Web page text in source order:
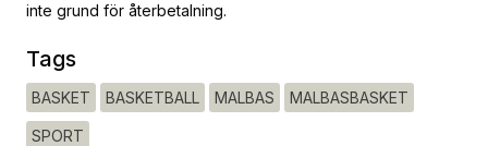
inte grund för återbetalning.
Tags
BASKET BASKETBALL MALBAS MALBASBASKET
SPORT